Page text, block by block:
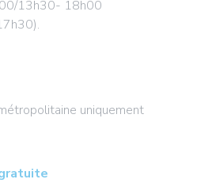
13h30- 18h00
uniquement